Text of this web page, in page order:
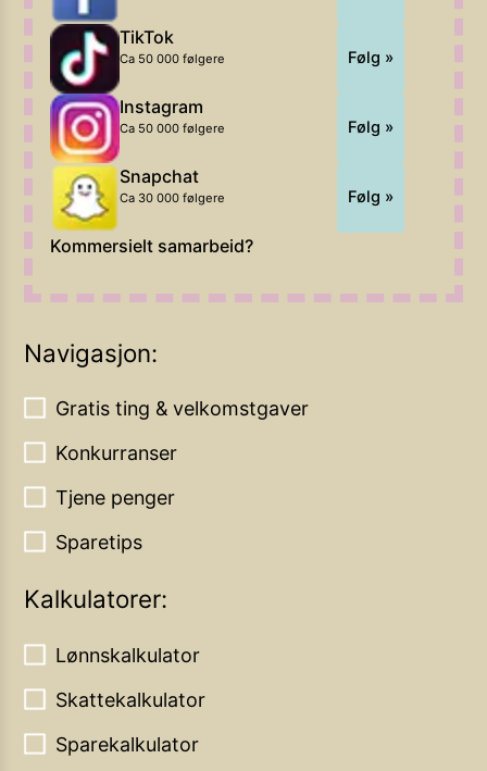
TikTok
Ca 50 000 følgere Følg »
Instagram
Ca 50 000 følgere Følg »
Snapchat
Ca 30 000 følgere Følg »
Kommersielt samarbeid?
Navigasjon:
Gratis ting & velkomstgaver
Konkurranser
Tjene penger
Sparetips
Kalkulatorer:
Lønnskalkulator
Skattekalkulator
Sparekalkulator